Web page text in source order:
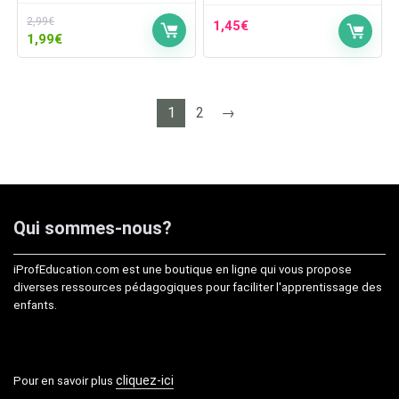
2,99€
Le
prix
1,99€Le
prix
1,45€
1 2 →
Qui sommes-nous?
iProfEducation.com est une boutique en ligne qui vous propose
diverses ressources pédagogiques pour faciliter l'apprentissage des
enfants.
Pour en savoir plus cliquez-ici